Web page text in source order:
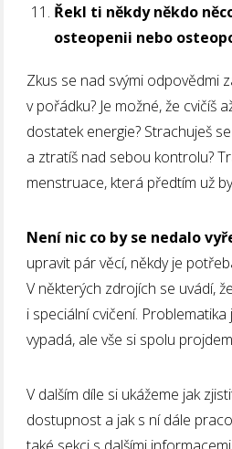
Řekl ti někdy někdo
osteopenii nebo
Zkus se nad svými odpovědmi
v pořádku? Je možné, že cvičíš
dostatek energie? Strachuješ
a ztratíš nad sebou kontrolu?
menstruace, která předtím už
Není nic co by se nedalo
upravit pár věcí, někdy je
V některých zdrojích se uvádí,
i speciální cvičení.
vypadá, ale vše si spolu
V dalším díle si ukážeme jak
dostupnost a jak s ní dále